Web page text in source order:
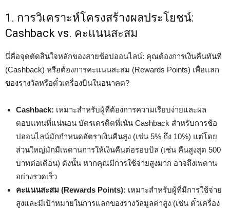
1. การวิเคราะห์โครงสร้างผลประโยชน์:
Cashback vs. คะแนนสะสม
นี่คือจุดตัดสินใจหลักของสายช้อปออนไลน์: คุณต้องการเงินคืนทันที
(Cashback) หรือต้องการคะแนนสะสม (Rewards Points) เพื่อแลก
ของรางวัลหรือตั๋วเครื่องบินในอนาคต?
Cashback: เหมาะสำหรับผู้ที่ต้องการความเรียบง่ายและผล
ตอบแทนที่แน่นอน บัตรเครดิตที่เน้น Cashback สำหรับการช้อ
ปออนไลน์มักกำหนดอัตราเงินคืนสูง (เช่น 5% ถึง 10%) แต่โดย
ส่วนใหญ่มักมีเพดานการให้เงินคืนต่อรอบบิล (เช่น คืนสูงสุด 500
บาทต่อเดือน) ดังนั้น หากคุณมีการใช้จ่ายสูงมาก อาจถึงเพดาน
อย่างรวดเร็ว
คะแนนสะสม (Rewards Points): เหมาะสำหรับผู้ที่มีการใช้จ่าย
สูงและมีเป้าหมายในการแลกของรางวัลมูลค่าสูง (เช่น ตั๋วเครื่อง